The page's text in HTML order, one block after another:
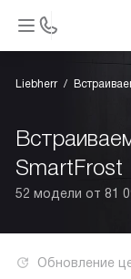
Liebherr
SmartFrost
52 модели от 81
Обновление